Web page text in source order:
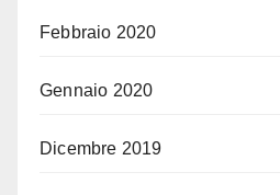
Febbraio 2020
Gennaio 2020
Dicembre 2019